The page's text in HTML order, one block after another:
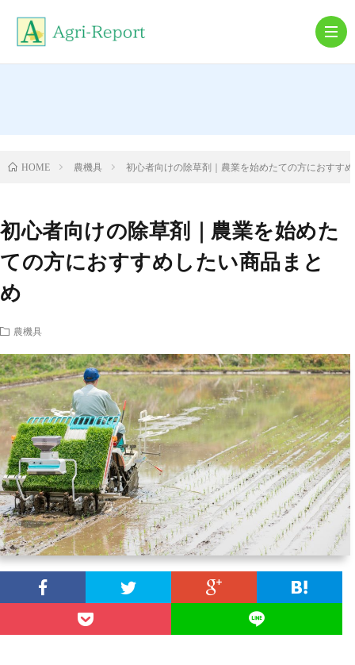
農
ラ
ム
HOME 農機具 初心者向けの除草剤｜農業を始めたての方におすす
初心者向けの除草剤｜農業を始めた
ての方におすすめしたい商品まと
め
農機具